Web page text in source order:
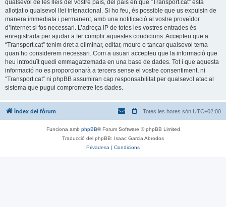
qualsevol de les lleis del vostre país, del país en què “Transport.cat” està
allotjat o qualsevol llei intenacional. Si ho feu, és possible que us expulsin de
manera immediata i permanent, amb una notificació al vostre proveïdor
d’Internet si fos necessari. L’adreça IP de totes les vostres entrades és
enregistrada per ajudar a fer complir aquestes condicions. Accepteu que a
“Transport.cat” tenim dret a eliminar, editar, moure o tancar qualsevol tema
quan ho considerem necessari. Com a usuari accepteu que la informació que
heu introduït quedi emmagatzemada en una base de dades. Tot i que aquesta
informació no es proporcionarà a tercers sense el vostre consentiment, ni
“Transport.cat” ni phpBB assumiran cap responsabilitat per qualsevol atac al
sistema que pugui comprometre les dades.
Índex del fòrum Totes les hores són UTC+02:00
Funciona amb phpBB® Forum Software © phpBB Limited
Traducció del phpBB: Isaac Garcia Abrodos
Privadesa | Condicions